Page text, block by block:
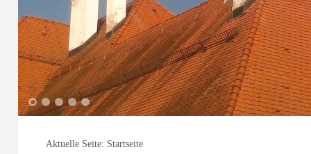
1 2 3 4 5
Aktuelle Seite: Startseite